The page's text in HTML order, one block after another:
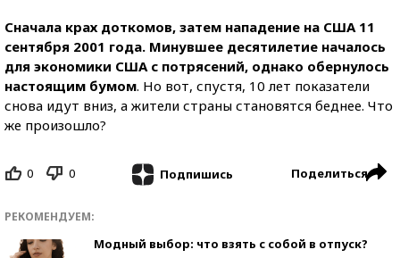
Сначала крах доткомов, затем нападение на США 11
сентября 2001 года. Минувшее десятилетие началось
для экономики США с потрясений, однако обернулось
настоящим бумом. Но вот, спустя, 10 лет показатели
снова идут вниз, а жители страны становятся беднее. Что
же произошло?
0 0 Подпишись Поделиться
РЕКОМЕНДУЕМ:
Модный выбор: что взять с собой в отпуск?